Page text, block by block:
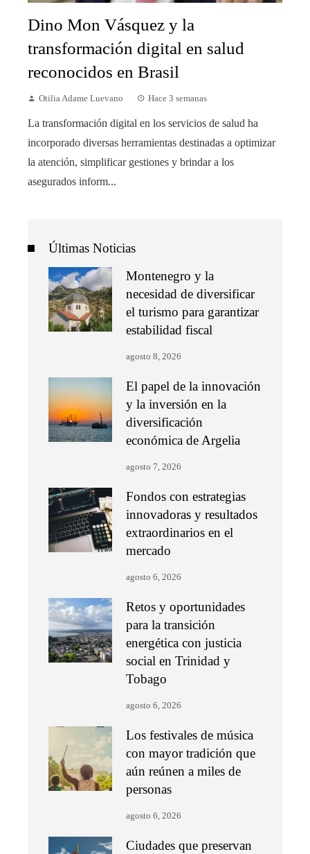
Dino Mon Vásquez y la
transformación digital en salud
reconocidos en Brasil
Otilia Adame Luevano Hace 3 semanas
La transformación digital en los servicios de salud ha
incorporado diversas herramientas destinadas a optimizar
la atención, simplificar gestiones y brindar a los
asegurados inform...
Últimas Noticias
Montenegro y la
necesidad de diversificar
el turismo para garantizar
estabilidad fiscal
agosto 8, 2026
El papel de la innovación
y la inversión en la
diversificación
económica de Argelia
agosto 7, 2026
Fondos con estrategias
innovadoras y resultados
extraordinarios en el
mercado
agosto 6, 2026
Retos y oportunidades
para la transición
energética con justicia
social en Trinidad y
Tobago
agosto 6, 2026
Los festivales de música
con mayor tradición que
aún reúnen a miles de
personas
agosto 6, 2026
Ciudades que preservan